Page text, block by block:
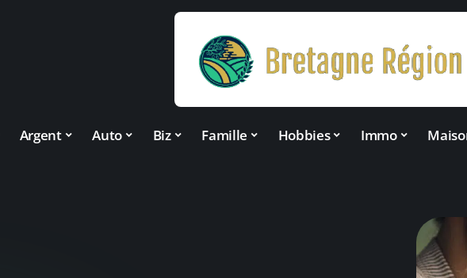
Argent Auto Biz Famille Hobbies Immo